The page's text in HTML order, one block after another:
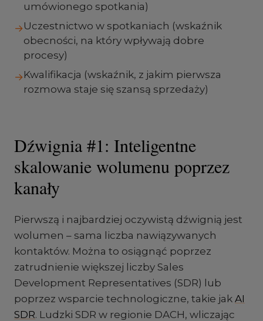
umówionego spotkania)
→Uczestnictwo w spotkaniach (wskaźnik
obecności, na który wpływają dobre
procesy)
→Kwalifikacja (wskaźnik, z jakim pierwsza
rozmowa staje się szansą sprzedaży)
Dźwignia #1: Inteligentne
skalowanie wolumenu poprzez
kanały
Pierwszą i najbardziej oczywistą dźwignią jest
wolumen – sama liczba nawiązywanych
kontaktów. Można to osiągnąć poprzez
zatrudnienie większej liczby Sales
Development Representatives (SDR) lub
poprzez wsparcie technologiczne, takie jak AI
SDR. Ludzki SDR w regionie DACH, wliczając